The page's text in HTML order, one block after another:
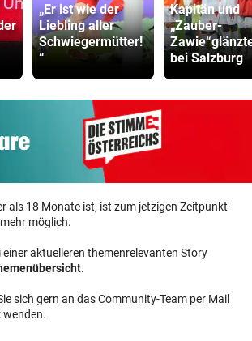
„Er ist wie der
Liebling aller
Schwiegermütter!
“
Kapitän und
„Zauber-
bei Salzburg
als 18 Monate ist, ist zum jetzigen Zeitpunkt
möglich.
einer aktuelleren themenrelevanten Story
.
sich gern an das Community-Team per Mail
wenden.